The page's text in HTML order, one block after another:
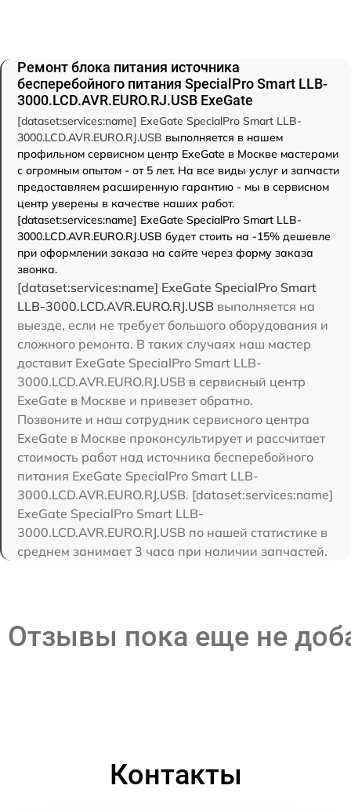
Ремонт блока питания источника
бесперебойного питания SpecialPro Smart LLB-
3000.LCD.AVR.EURO.RJ.USB ExeGate
[dataset:services:name] ExeGate SpecialPro Smart LLB-
3000.LCD.AVR.EURO.RJ.USB выполняется в нашем
профильном сервисном центр ExeGate в Москве мастерами
с огромным опытом - от 5 лет. На все виды услуг и запчасти
предоставляем расширенную гарантию - мы в сервисном
центр уверены в качестве наших работ.
[dataset:services:name] ExeGate SpecialPro Smart LLB-
3000.LCD.AVR.EURO.RJ.USB будет стоить на -15% дешевле
при оформлении заказа на сайте через форму заказа
звонка.
[dataset:services:name] ExeGate SpecialPro Smart
LLB-3000.LCD.AVR.EURO.RJ.USB выполняется на
выезде, если не требует большого оборудования и
сложного ремонта. В таких случаях наш мастер
доставит ExeGate SpecialPro Smart LLB-
3000.LCD.AVR.EURO.RJ.USB в сервисный центр
ExeGate в Москве и привезет обратно.
Позвоните и наш сотрудник сервисного центра
ExeGate в Москве проконсультирует и рассчитает
стоимость работ над источника бесперебойного
питания ExeGate SpecialPro Smart LLB-
3000.LCD.AVR.EURO.RJ.USB. [dataset:services:name]
ExeGate SpecialPro Smart LLB-
3000.LCD.AVR.EURO.RJ.USB по нашей статистике в
среднем занимает 3 часа при наличии запчастей.
Отзывы пока еще не
Контакты